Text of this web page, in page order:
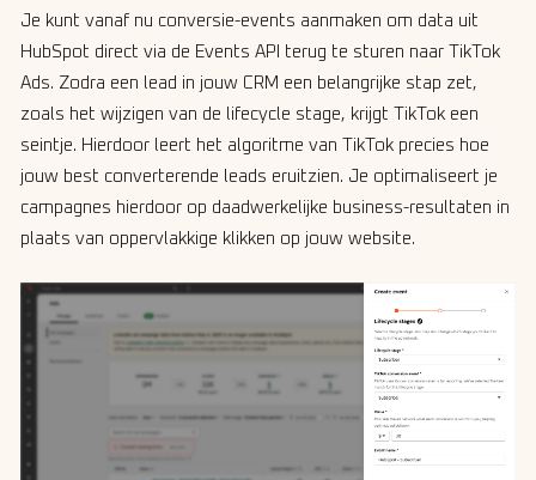
Je kunt vanaf nu conversie-events aanmaken om data uit
HubSpot direct via de Events API terug te sturen naar TikTok
Ads. Zodra een lead in jouw CRM een belangrijke stap zet,
zoals het wijzigen van de lifecycle stage, krijgt TikTok een
seintje. Hierdoor leert het algoritme van TikTok precies hoe
jouw best converterende leads eruitzien. Je optimaliseert je
campagnes hierdoor op daadwerkelijke business-resultaten in
plaats van oppervlakkige klikken op jouw website.